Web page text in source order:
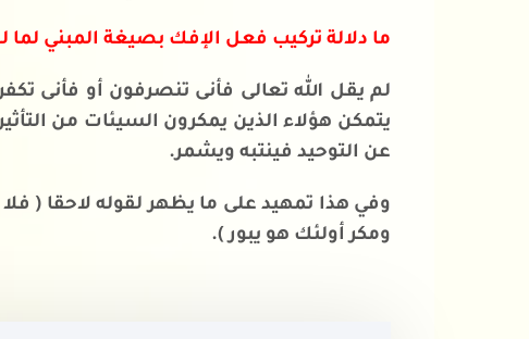
ما دلالة تركيب فعل الإفك بصيغة المبني
لم يقل الله تعالى فأنى تنصرفون أو فأنى
يتمكن هؤلاء الذين يمكرون السيئات من
عن التوحيد فينتبه ويشمر.
وفي هذا تمهيد على ما يظهر لقوله لاحقا ( فلا
ومكر أولئك هو يبور ).